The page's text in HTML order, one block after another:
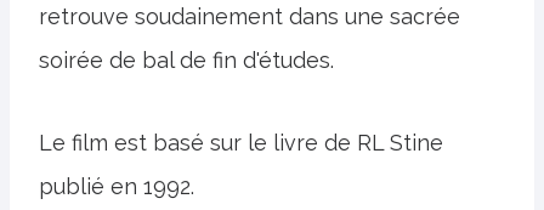
retrouve soudainement dans une sacrée
soirée de bal de fin d'études.
Le film est basé sur le livre de RL Stine
publié en 1992.